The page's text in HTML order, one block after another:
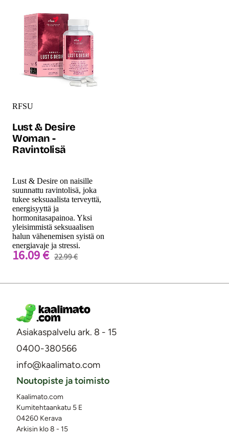
RFSU
Lust & Desire
Woman -
Ravintolisä
Lust & Desire on naisille
suunnattu ravintolisä, joka
tukee seksuaalista terveyttä,
energisyyttä ja
hormonitasapainoa. Yksi
yleisimmistä seksuaalisen
halun vähenemisen syistä on
energiavaje ja stressi.
16.09 € 22.99 €
Asiakaspalvelu ark. 8 - 15
0400-380566
info@kaalimato.com
Noutopiste ja toimisto
Kaalimato.com
Kumitehtaankatu 5 E
04260 Kerava
Arkisin klo 8 - 15